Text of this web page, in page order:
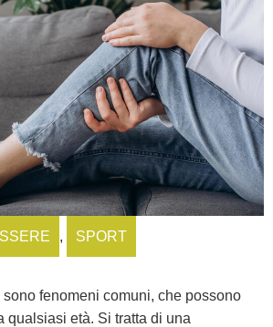
, SPORT
sono fenomeni comuni, che possono
qualsiasi età. Si tratta di una